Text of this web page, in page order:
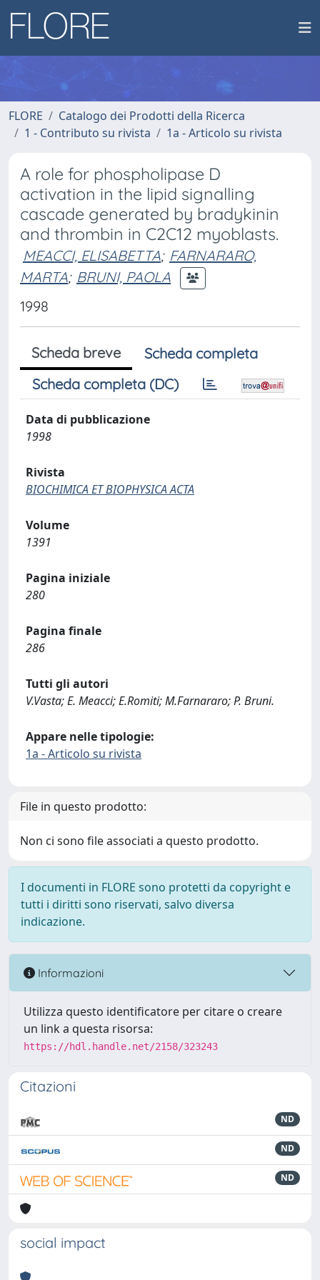
FLORE
Catalogo dei Prodotti della Ricerca
1 - Contributo su rivista
1a - Articolo su rivista
A role for phospholipase D
activation in the lipid signalling
cascade generated by bradykinin
and thrombin in C2C12 myoblasts.
MEACCI, ELISABETTA; FARNARARO,
MARTA; BRUNI, PAOLA
1998
Scheda breve
Scheda completa
Scheda completa (DC)
Data di pubblicazione
1998
Rivista
BIOCHIMICA ET BIOPHYSICA ACTA
Volume
1391
Pagina iniziale
280
Pagina finale
286
Tutti gli autori
V.Vasta; E. Meacci; E.Romiti; M.Farnararo; P. Bruni.
Appare nelle tipologie:
1a - Articolo su rivista
File in questo prodotto:
Non ci sono file associati a questo prodotto.
I documenti in FLORE sono protetti da copyright e
tutti i diritti sono riservati, salvo diversa
indicazione.
Informazioni
Utilizza questo identificatore per citare o creare
un link a questa risorsa:
https://hdl.handle.net/2158/323243
Citazioni
ND
ND
ND
social impact